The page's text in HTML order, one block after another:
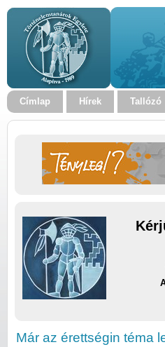
Címlap Hírek Tallózó
Már az érettségin téma